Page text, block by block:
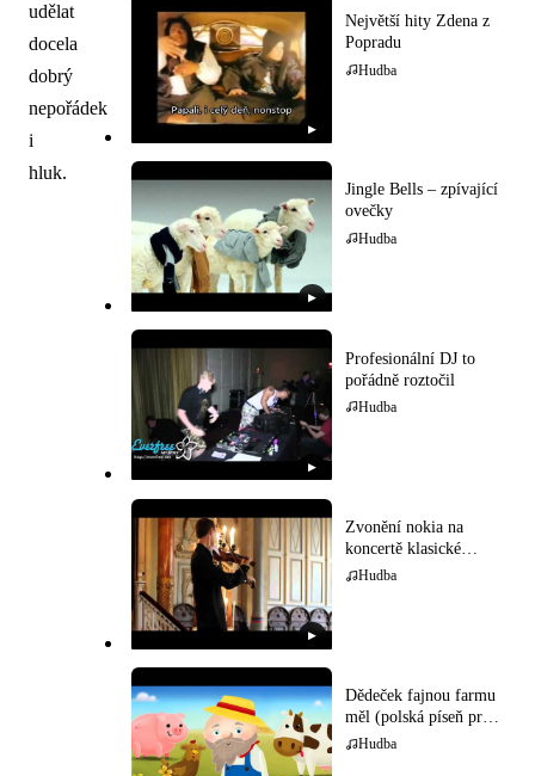
udělat
docela
dobrý
nepořádek
i
hluk.
▶
Největší hity Zdena z
Popradu
Hudba
▶
Jingle Bells – zpívající
ovečky
Hudba
▶
Profesionální DJ to
pořádně roztočil
Hudba
▶
Zvonění nokia na
koncertě klasické
hudby
Hudba
Dědeček fajnou farmu
měl (polská píseň pro
děti)
Hudba